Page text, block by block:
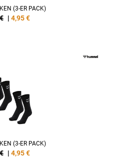
(3-ER PACK)
| 4,95€
(3-ER PACK)
| 4,95€